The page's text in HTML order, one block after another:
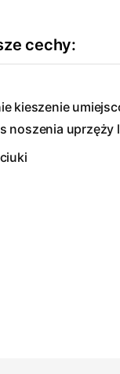
cechy:
kieszenie
noszenia uprzęży